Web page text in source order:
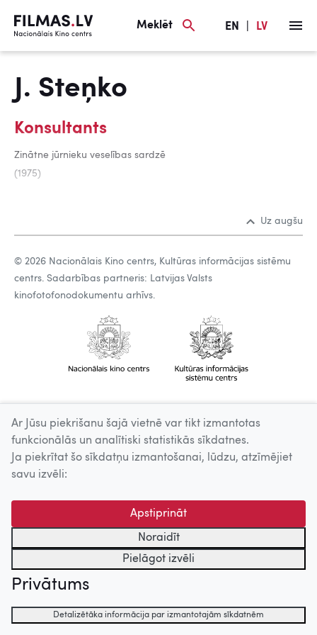
Meklēt EN LV
J. Steņko
Konsultants
Zinātne jūrnieku veselības sardzē
(1975)
Uz augšu
© 2026 Nacionālais Kino centrs, Kultūras informācijas sistēmu
centrs. Sadarbības partneris: Latvijas Valsts
kinofotofonodokumentu arhīvs.
Ar Jūsu piekrišanu šajā vietnē var tikt izmantotas
funkcionālās un analītiski statistikās sīkdatnes.
Ja piekrītat šo sīkdatņu izmantošanai, lūdzu, atzīmējiet
savu izvēli:
Apstiprināt
Noraidīt
Pielāgot izvēli
Privātums
Detalizētāka informācija par izmantotajām sīkdatnēm